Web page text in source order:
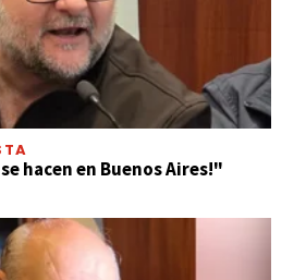
hacen en Buenos Aires!"